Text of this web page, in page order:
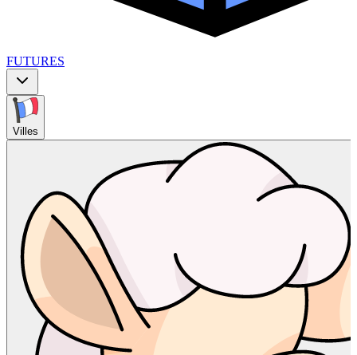
FUTURES
Villes